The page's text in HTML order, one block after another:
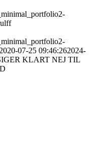
07-25 09:46:262024-
KLART NEJ TIL